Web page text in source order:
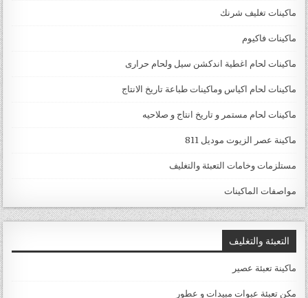
ماكينات تغليف شرنك
ماكينات فاكيوم
ماكينات لحام اغطية اندكشن سيل ولحام حرارى
ماكينات لحام اكياس وماكينات طباعة تاريخ الانتاج
ماكينات لحام مستمر و تاريخ انتاج و صلاحيه
ماكينة عصر الزيوت موديل 811
مستلزمات وخامات التعبئة والتغليف
مواصفات الماكينات
التعبئة والتغليف
ماكينة تعبئة عصير
مكن تعبئة عبوات مبيدات و عطور